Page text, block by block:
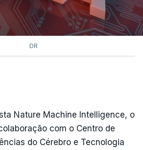
DR
Nature Machine Intelligence, o
com o Centro de
do Cérebro e Tecnologia